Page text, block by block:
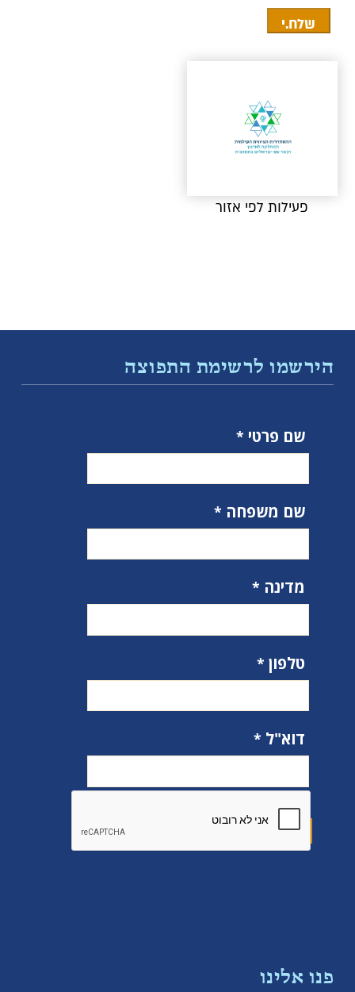
פעילות לפי אזור
הירשמו לרשימת התפוצה
שם פרטי
שם משפחה
מדינה
טלפון
דוא"ל
פנו אלינו